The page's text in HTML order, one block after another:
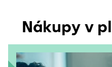
Nákupy v